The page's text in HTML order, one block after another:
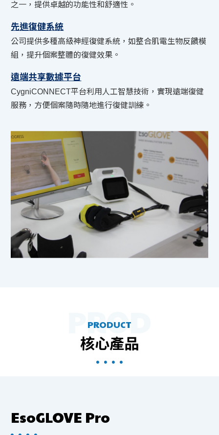
之一，提供卓越的功能性和舒適性。
先進復健系統
公司提供多種高級神經復健系統，如整合肌電生物反饋模
組，提升個案整體的復健效果。
遠端共享數據平台
CygniCONNECT平台利用人工智慧技術，實現遠端復健
服務，方便個案隨時隨地進行復健訓練。
PRODUCT
核心產品
EsoGLOVE Pro